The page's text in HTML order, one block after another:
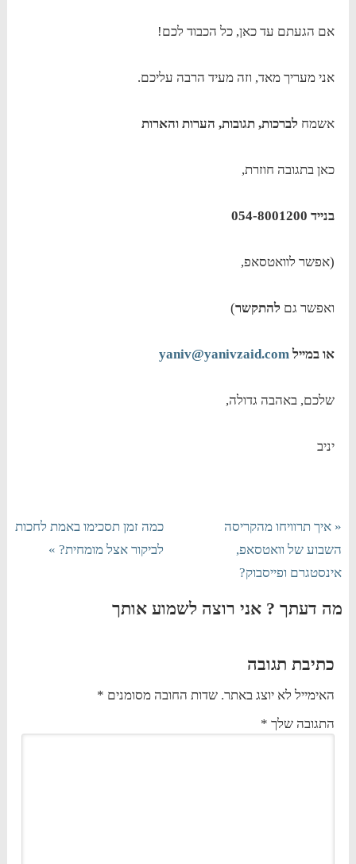
אם הגעתם עד כאן, כל הכבוד לכם!
אני מעריך מאד, וזה מעיד הרבה עליכם.
אשמח לברכות, תגובות, הערות והארות
כאן בתגובה חוזרת,
בנייד 054-8001200
(אפשר לוואטסאפ,
ואפשר גם להתקשר)
או במיילyaniv@yanivzaid.com
שלכם, באהבה גדולה,
יניב
« איך תרוויחו מהקריסה
השבוע של וואטסאפ,
אינסטגרם ופייסבוק?
כמה זמן תסכימו באמת לחכות
לביקור אצל מומחית? »
מה דעתך ? אני רוצה לשמוע אותך
כתיבת תגובה
האימייל לא יוצג באתר. שדות החובה מסומנים *
התגובה שלך *